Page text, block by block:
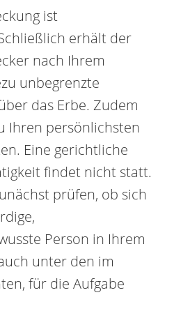
ist
erhält der
nach Ihrem
unbegrenzte
das Erbe. Zudem
Ihren persönlichsten
Eine gerichtliche
findet nicht statt.
prüfen, ob sich
Person in Ihrem
unter den im
für die Aufgabe